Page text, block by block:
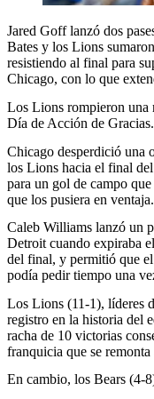
Jared Goff lanzó dos
Bates y los Lions
resistiendo al final para
Chicago, con lo que
Los Lions rompieron una
Día de Acción de Gracias.
Chicago desperdició una
los Lions hacia el final
para un gol de campo
que los pusiera en ventaja.
Caleb Williams lanzó un
Detroit cuando expiraba
del final, y permitió que
podía pedir tiempo una
Los Lions (11-1), líderes
registro en la historia del
racha de 10 victorias
franquicia que se remonta
En cambio, los Bears (4-